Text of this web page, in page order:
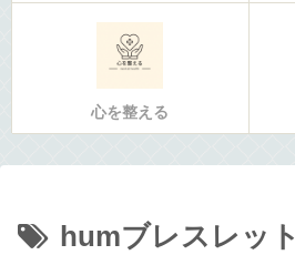
心を整える
humブレスレット